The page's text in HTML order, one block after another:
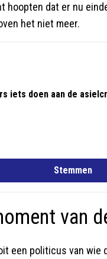
hoopten dat er nu
het niet meer.
iets doen aan de
Stemmen
van
een politicus van wie